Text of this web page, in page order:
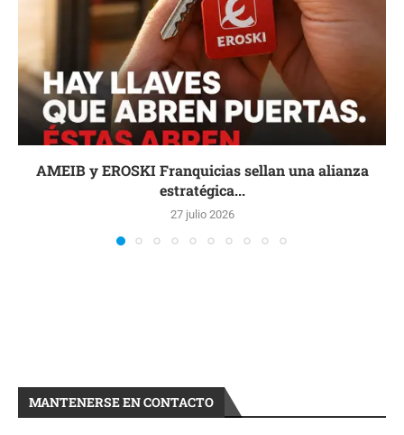
AMEIB y EROSKI Franquicias sellan una alianza
estratégica...
27 julio 2026
MANTENERSE EN CONTACTO